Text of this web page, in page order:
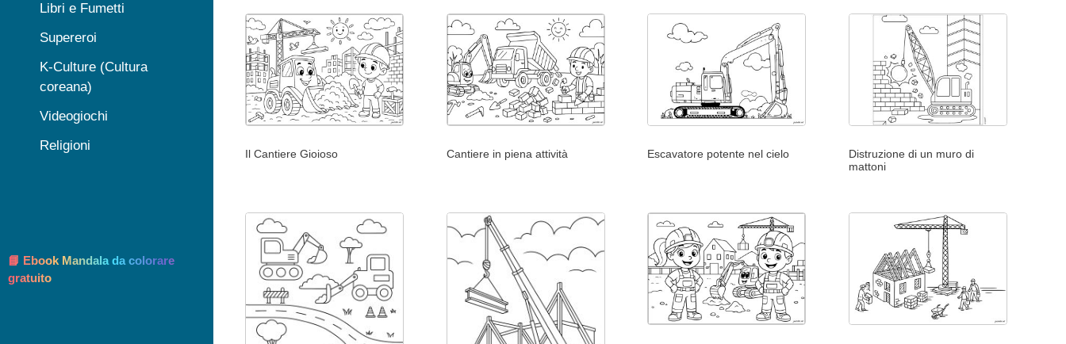
Il Cantiere Gioioso Cantiere in piena attività Escavatore potente nel cielo
Distruzione di un muro di
mattoni
Libri e Fumetti
Supereroi
K-Culture (Cultura
coreana)
Videogiochi
Religioni
📘 Ebook Mandala da colorare
gratuito